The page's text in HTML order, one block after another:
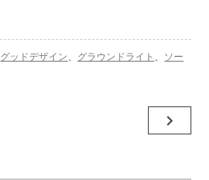
グッドデザイン、 グラウンドライト 、 ソー
navigate_next